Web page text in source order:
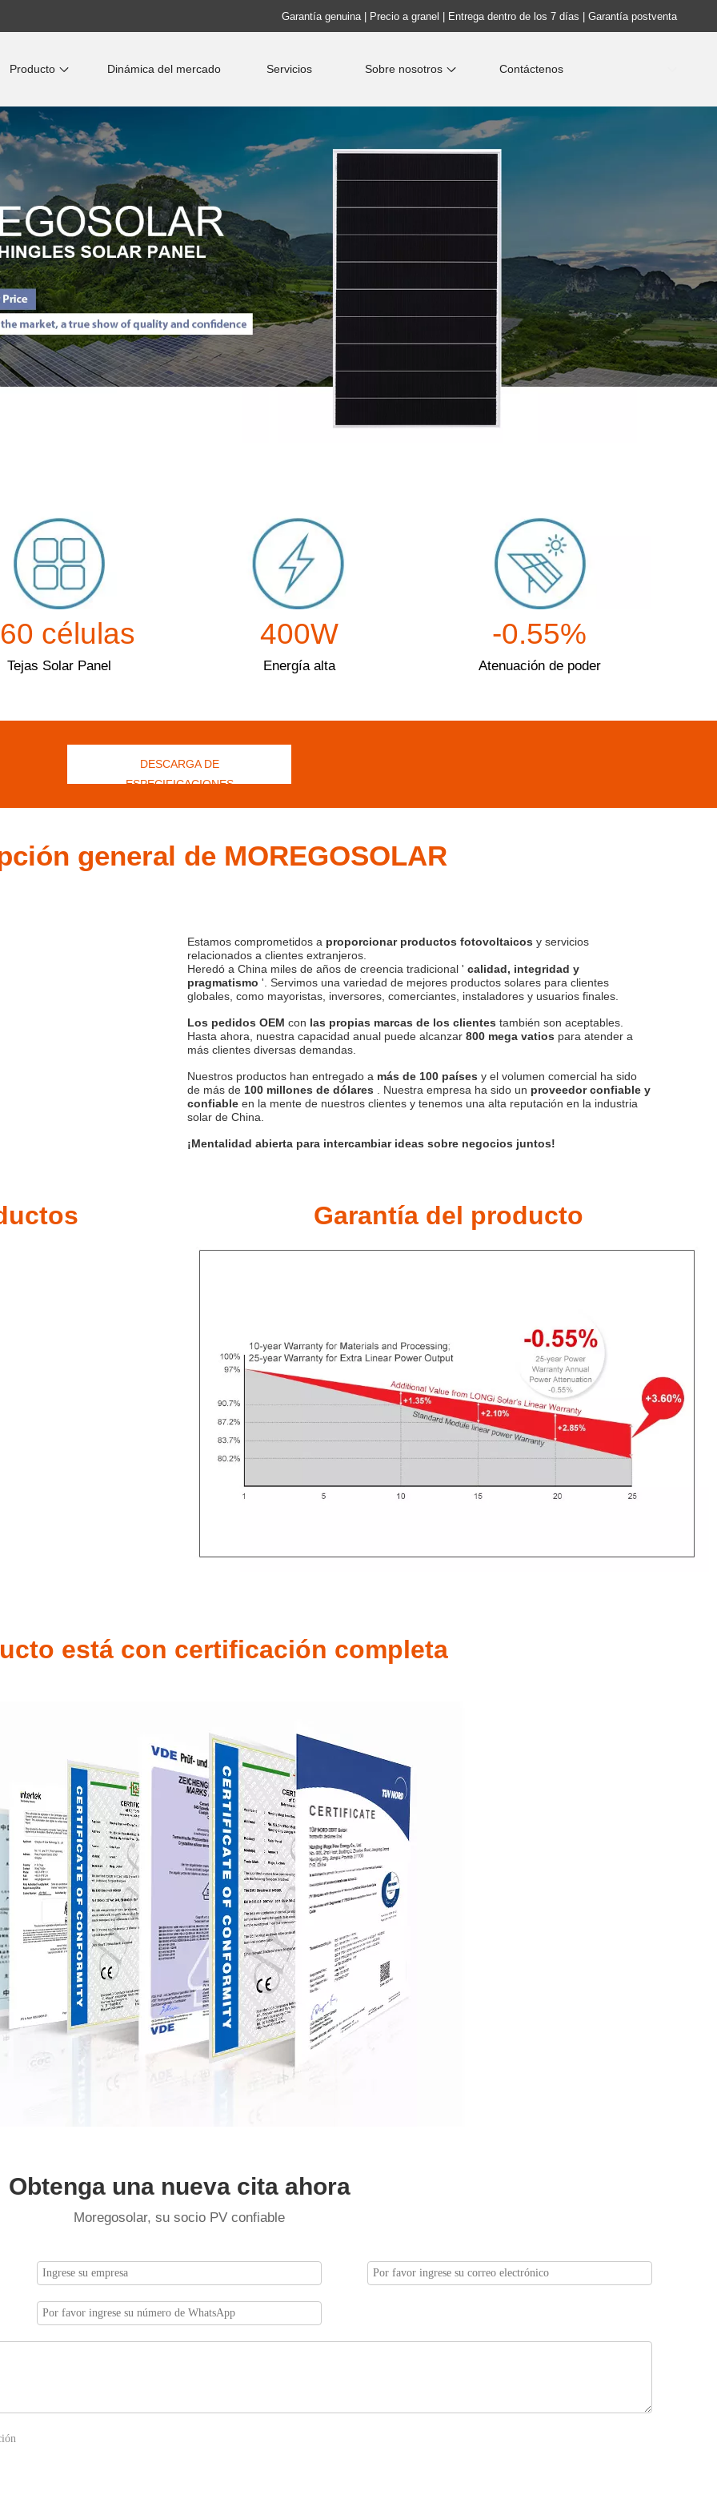
Garantía genuina | Precio a granel | Entrega dentro de los 7 días | Garantía postventa
Producto Dinámica del mercado Servicios Sobre nosotros Contáctenos
células
Tejas Solar Panel
400W
Energía alta
-0.55%
Atenuación de poder
DESCARGA DE
ESPECIFICACIONES
general de MOREGOSOLAR
Estamos comprometidos a proporcionar productos fotovoltaicos y servicios
relacionados a clientes extranjeros.
Heredó a China miles de años de creencia tradicional ' calidad, integridad y
pragmatismo '. Servimos una variedad de mejores productos solares para clientes
globales, como mayoristas, inversores, comerciantes, instaladores y usuarios finales.
Los pedidos OEM con las propias marcas de los clientes también son aceptables.
Hasta ahora, nuestra capacidad anual puede alcanzar 800 mega vatios para atender a
más clientes diversas demandas.
Nuestros productos han entregado a más de 100 países y el volumen comercial ha sido
de más de 100 millones de dólares . Nuestra empresa ha sido un proveedor confiable y
confiable en la mente de nuestros clientes y tenemos una alta reputación en la industria
solar de China.
¡Mentalidad abierta para intercambiar ideas sobre negocios juntos!
Garantía del producto
está con certificación completa
Obtenga una nueva cita ahora
Moregosolar, su socio PV confiable